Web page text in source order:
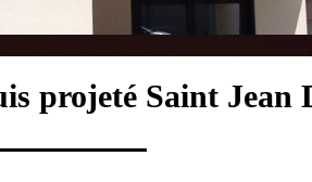
projeté Saint Jean